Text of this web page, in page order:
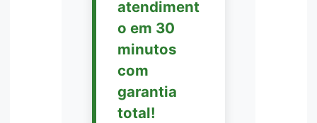
atendiment
o em 30
minutos
com
garantia
total!